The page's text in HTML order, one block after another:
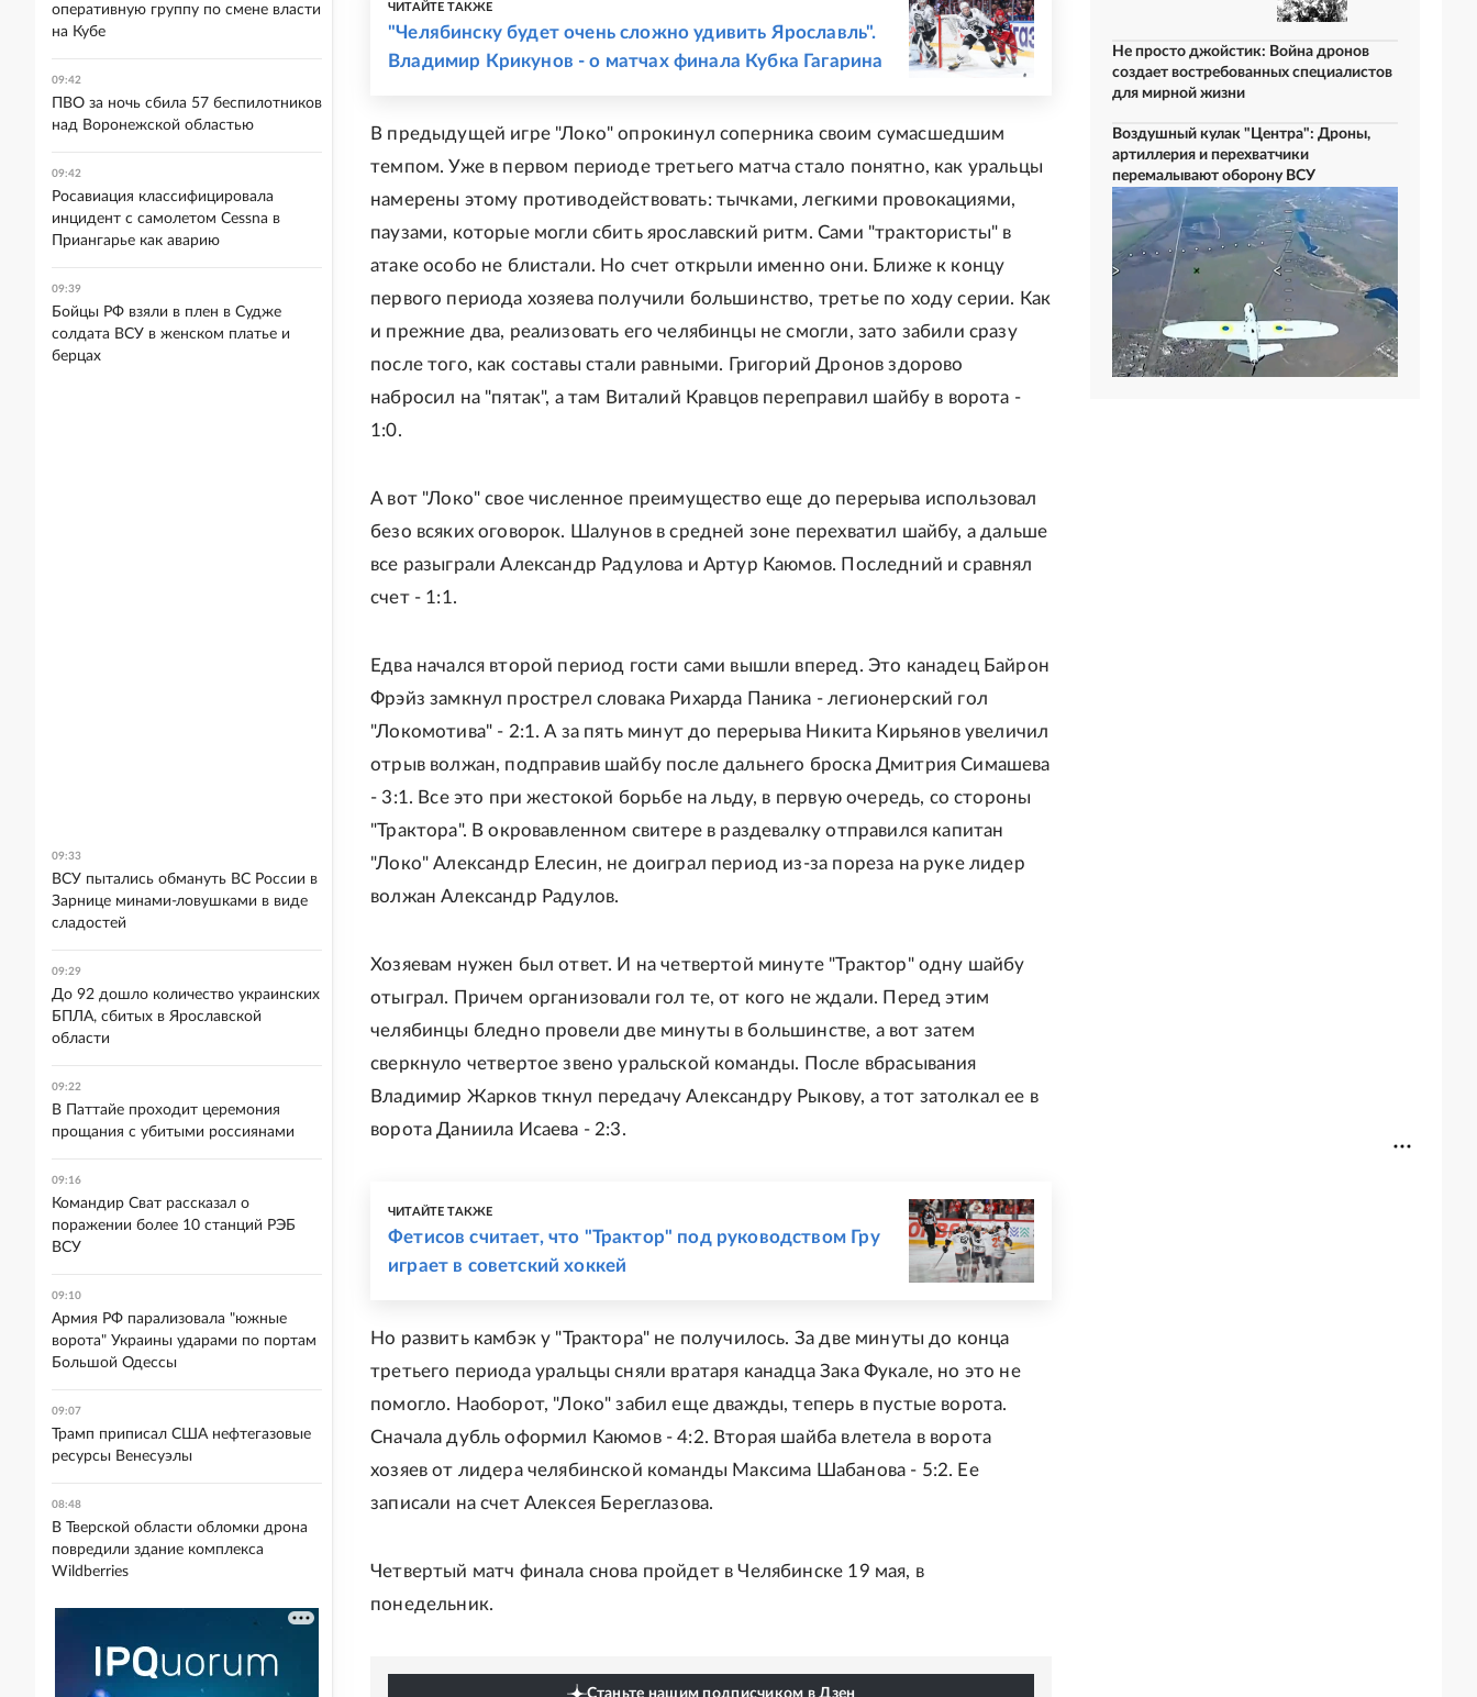
ЧИТАЙТЕ ТАКЖЕ
"Челябинску будет очень сложно удивить Ярославль".
Владимир Крикунов - о матчах финала Кубка Гагарина
В предыдущей игре "Локо" опрокинул соперника своим сумасшедшим
темпом. Уже в первом периоде третьего матча стало понятно, как уральцы
намерены этому противодействовать: тычками, легкими провокациями,
паузами, которые могли сбить ярославский ритм. Сами "трактористы" в
атаке особо не блистали. Но счет открыли именно они. Ближе к концу
первого периода хозяева получили большинство, третье по ходу серии. Как
и прежние два, реализовать его челябинцы не смогли, зато забили сразу
после того, как составы стали равными. Григорий Дронов здорово
набросил на "пятак", а там Виталий Кравцов переправил шайбу в ворота -
1:0.
А вот "Локо" свое численное преимущество еще до перерыва использовал
безо всяких оговорок. Шалунов в средней зоне перехватил шайбу, а дальше
все разыграли Александр Радулова и Артур Каюмов. Последний и сравнял
счет - 1:1.
Едва начался второй период гости сами вышли вперед. Это канадец Байрон
Фрэйз замкнул прострел словака Рихарда Паника - легионерский гол
"Локомотива" - 2:1. А за пять минут до перерыва Никита Кирьянов увеличил
отрыв волжан, подправив шайбу после дальнего броска Дмитрия Симашева
- 3:1. Все это при жестокой борьбе на льду, в первую очередь, со стороны
"Трактора". В окровавленном свитере в раздевалку отправился капитан
"Локо" Александр Елесин, не доиграл период из-за пореза на руке лидер
волжан Александр Радулов.
Хозяевам нужен был ответ. И на четвертой минуте "Трактор" одну шайбу
отыграл. Причем организовали гол те, от кого не ждали. Перед этим
челябинцы бледно провели две минуты в большинстве, а вот затем
сверкнуло четвертое звено уральской команды. После вбрасывания
Владимир Жарков ткнул передачу Александру Рыкову, а тот затолкал ее в
ворота Даниила Исаева - 2:3.
ЧИТАЙТЕ ТАКЖЕ
Фетисов считает, что "Трактор" под руководством Гру
играет в советский хоккей
Но развить камбэк у "Трактора" не получилось. За две минуты до конца
третьего периода уральцы сняли вратаря канадца Зака Фукале, но это не
помогло. Наоборот, "Локо" забил еще дважды, теперь в пустые ворота.
Сначала дубль оформил Каюмов - 4:2. Вторая шайба влетела в ворота
хозяев от лидера челябинской команды Максима Шабанова - 5:2. Ее
записали на счет Алексея Береглазова.
Четвертый матч финала снова пройдет в Челябинске 19 мая, в
понедельник.
Станьте нашим подписчиком в Дзен
Не просто джойстик: Война дронов
создает востребованных специалистов
для мирной жизни
Воздушный кулак "Центра": Дроны,
артиллерия и перехватчики
перемалывают оборону ВСУ
оперативную группу по смене власти
на Кубе
09:42
ПВО за ночь сбила 57 беспилотников
над Воронежской областью
09:42
Росавиация классифицировала
инцидент с самолетом Cessna в
Приангарье как аварию
09:39
Бойцы РФ взяли в плен в Судже
солдата ВСУ в женском платье и
берцах
09:33
ВСУ пытались обмануть ВС России в
Зарнице минами-ловушками в виде
сладостей
09:29
До 92 дошло количество украинских
БПЛА, сбитых в Ярославской
области
09:22
В Паттайе проходит церемония
прощания с убитыми россиянами
09:16
Командир Сват рассказал о
поражении более 10 станций РЭБ
ВСУ
09:10
Армия РФ парализовала "южные
ворота" Украины ударами по портам
Большой Одессы
09:07
Трамп приписал США нефтегазовые
ресурсы Венесуэлы
08:48
В Тверской области обломки дрона
повредили здание комплекса
Wildberries